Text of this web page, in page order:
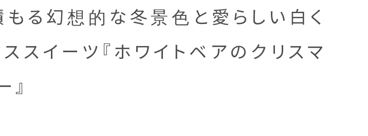
る幻想的な冬景色と愛らしい白く
スイーツ『ホワイトベアのクリスマ
』